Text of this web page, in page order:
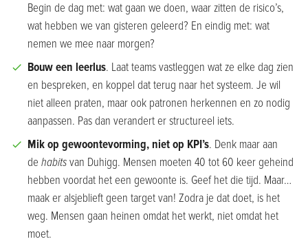
Begin de dag met: wat gaan we doen, waar zitten de risico’s,
wat hebben we van gisteren geleerd? En eindig met: wat
nemen we mee naar morgen?
Bouw een leerlus. Laat teams vastleggen wat ze elke dag zien
en bespreken, en koppel dat terug naar het systeem. Je wil
niet alleen praten, maar ook patronen herkennen en zo nodig
aanpassen. Pas dan verandert er structureel iets.
Mik op gewoontevorming, niet op KPI’s. Denk maar aan
de habitsvan Duhigg. Mensen moeten 40 tot 60 keer geheind
hebben voordat het een gewoonte is. Geef het die tijd. Maar…
maak er alsjeblieft geen target van! Zodra je dat doet, is het
weg. Mensen gaan heinen omdat het werkt, niet omdat het
moet.